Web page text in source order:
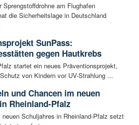
Sprengstoffdrohne am Flughafen
die Sicherheitslage in Deutschland
SunPass:
gegen Hautkrebs
startet ein neues Präventionsprojekt,
von Kindern vor UV-Strahlung ...
und Chancen im neuen
Rheinland-Pfalz
Schuljahres in Rheinland-Pfalz setzt